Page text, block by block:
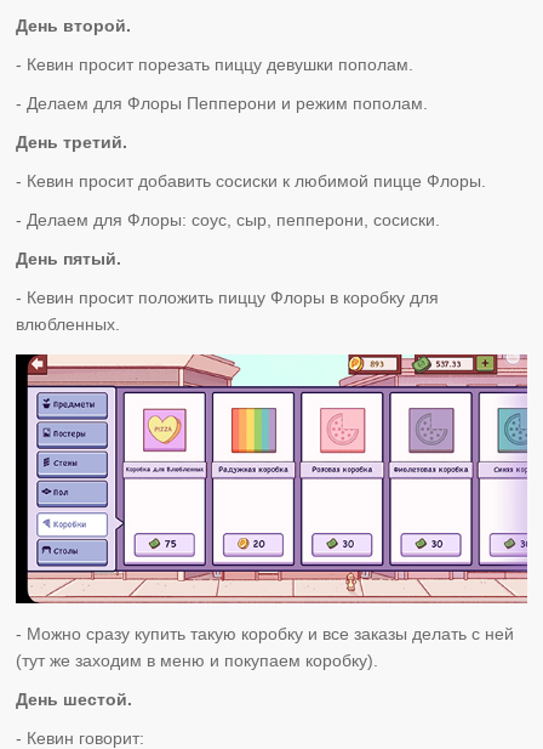
День второй.
- Кевин просит порезать пиццу девушки пополам.
- Делаем для Флоры Пепперони и режим пополам.
День третий.
- Кевин просит добавить сосиски к любимой пицце Флоры.
- Делаем для Флоры: соус, сыр, пепперони, сосиски.
День пятый.
- Кевин просит положить пиццу Флоры в коробку для
влюбленных.
- Можно сразу купить такую коробку и все заказы делать с ней
(тут же заходим в меню и покупаем коробку).
День шестой.
- Кевин говорит: